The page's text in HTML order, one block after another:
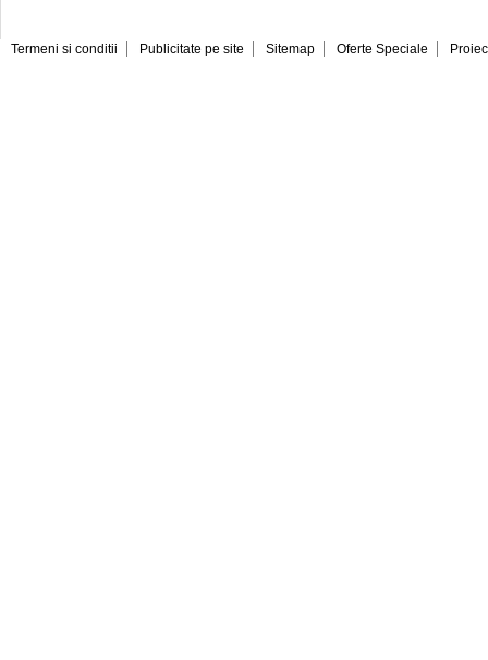
Termeni si conditii Publicitate pe site Sitemap Oferte Speciale